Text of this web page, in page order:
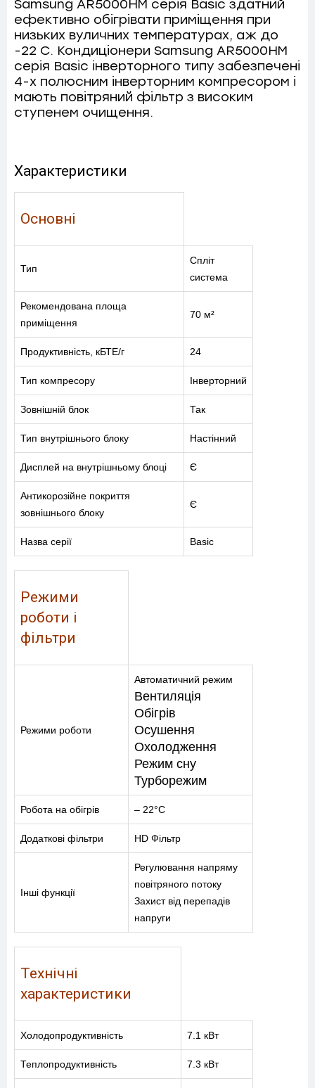
Samsung AR5000HM серія Basic здатний
ефективно обігрівати приміщення при
низьких вуличних температурах, аж до
-22 С. Кондиціонери Samsung AR5000HM
серія Basic інверторного типу забезпечені
4-х полюсним інверторним компресором і
мають повітряний фільтр з високим
ступенем очищення.
Характеристики
Основні
Тип
Спліт
система
Рекомендована площа
приміщення
70 м²
Продуктивність, кБТЕ/г 24
Тип компресору Інверторний
Зовнішній блок Так
Тип внутрішнього блоку Настінний
Дисплей на внутрішньому блоці Є
Антикорозійне покриття
зовнішнього блоку
Є
Назва серії Basic
Режими
роботи і
фільтри
Режими роботи
Автоматичний режим
Вентиляція
Обігрів
Осушення
Охолодження
Режим сну
Турборежим
Робота на обігрів – 22°C
Додаткові фільтри HD Фільтр
Інші функції
Регулювання напряму
повітряного потоку
Захист від перепадів
напруги
Технічні
характеристики
Холодопродуктивність 7.1 кВт
Теплопродуктивність 7.3 кВт